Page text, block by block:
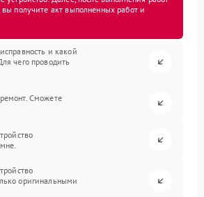
получите акт выполненных работ и
и какой
чего проводить
Сможете
оригинальными